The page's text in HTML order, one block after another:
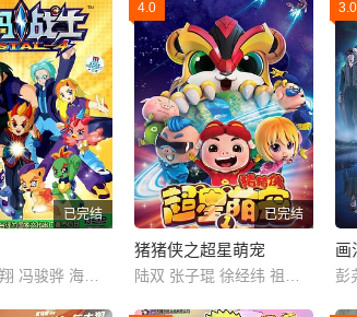
已完结
4.0
已完结
猪猪侠之超星萌宠
3.0